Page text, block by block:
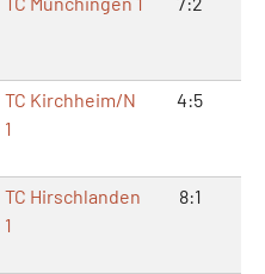
TC Kirchheim/N
1
4:5
TC Hirschlanden
1
8:1